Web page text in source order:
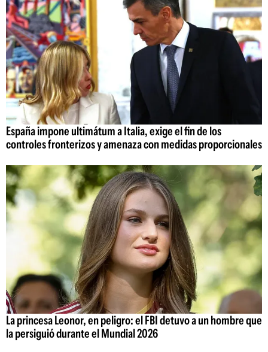
España impone ultimátum a Italia, exige el fin de los
controles fronterizos y amenaza con medidas proporcionales
La princesa Leonor, en peligro: el FBI detuvo a un hombre que
la persiguió durante el Mundial 2026